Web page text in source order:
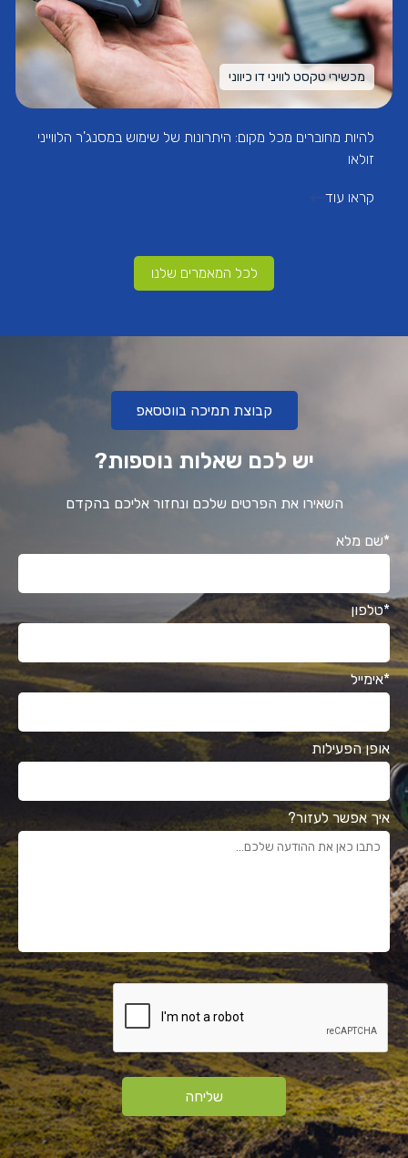
מכשירי טקסט לוויני דו כיווני
להיות מחוברים מכל מקום: היתרונות של שימוש במסנג'ר הלווייני
זולאו
קראו עוד
לכל המאמרים שלנו
קבוצת תמיכה בווטסאפ
יש לכם שאלות נוספות?
השאירו את הפרטים שלכם ונחזור אליכם בהקדם
*שם מלא
*טלפון
*אימייל
אופן הפעילות
איך אפשר לעזור?
שליחה